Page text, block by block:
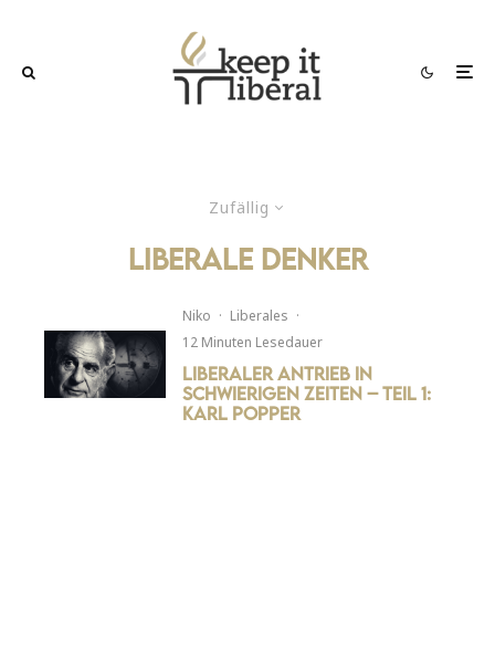
Zufällig
liberale Denker
Niko · Liberales ·
12 Minuten Lesedauer
Liberaler Antrieb in
schwierigen Zeiten – Teil 1:
Karl Popper